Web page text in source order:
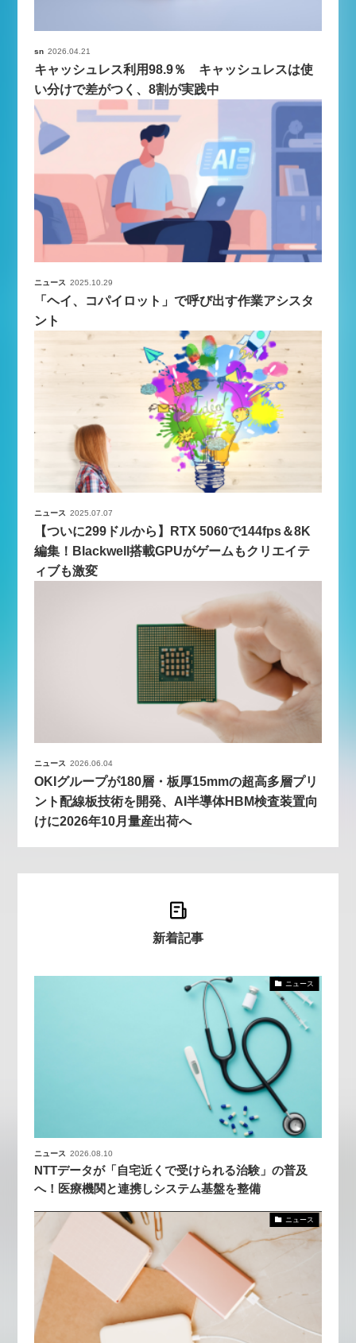
sn 2026.04.21
キャッシュレス利用98.9％ キャッシュレスは使
い分けで差がつく、8割が実践中
ニュース 2025.10.29
「ヘイ、コパイロット」で呼び出す作業アシスタ
ント
ニュース 2025.07.07
【ついに299ドルから】RTX 5060で144fps＆8K
編集！Blackwell搭載GPUがゲームもクリエイテ
ィブも激変
ニュース 2026.06.04
OKIグループが180層・板厚15mmの超高多層プリ
ント配線板技術を開発、AI半導体HBM検査装置向
けに2026年10月量産出荷へ
新着記事
ニュース
ニュース 2026.08.10
NTTデータが「自宅近くで受けられる治験」の普及
へ！医療機関と連携しシステム基盤を整備
ニュース